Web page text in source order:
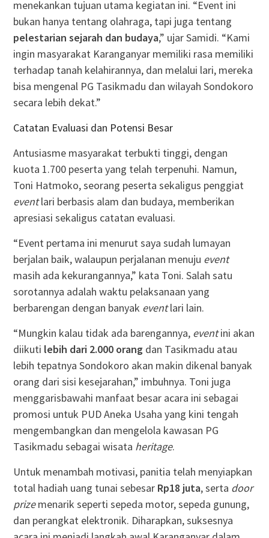
menekankan tujuan utama kegiatan ini. “Event ini
bukan hanya tentang olahraga, tapi juga tentang
pelestarian sejarah dan budaya,” ujar Samidi. “Kami
ingin masyarakat Karanganyar memiliki rasa memiliki
terhadap tanah kelahirannya, dan melalui lari, mereka
bisa mengenal PG Tasikmadu dan wilayah Sondokoro
secara lebih dekat.”
Catatan Evaluasi dan Potensi Besar
Antusiasme masyarakat terbukti tinggi, dengan
kuota 1.700 peserta yang telah terpenuhi. Namun,
Toni Hatmoko, seorang peserta sekaligus penggiat
eventlari berbasis alam dan budaya, memberikan
apresiasi sekaligus catatan evaluasi.
“Event pertama ini menurut saya sudah lumayan
berjalan baik, walaupun perjalanan menuju event
masih ada kekurangannya,” kata Toni. Salah satu
sorotannya adalah waktu pelaksanaan yang
berbarengan dengan banyak eventlari lain.
“Mungkin kalau tidak ada barengannya, eventini akan
diikuti lebih dari 2.000 orangdan Tasikmadu atau
lebih tepatnya Sondokoro akan makin dikenal banyak
orang dari sisi kesejarahan,” imbuhnya. Toni juga
menggarisbawahi manfaat besar acara ini sebagai
promosi untuk PUD Aneka Usaha yang kini tengah
mengembangkan dan mengelola kawasan PG
Tasikmadu sebagai wisata heritage.
Untuk menambah motivasi, panitia telah menyiapkan
total hadiah uang tunai sebesar Rp18 juta, serta door
prizemenarik seperti sepeda motor, sepeda gunung,
dan perangkat elektronik. Diharapkan, suksesnya